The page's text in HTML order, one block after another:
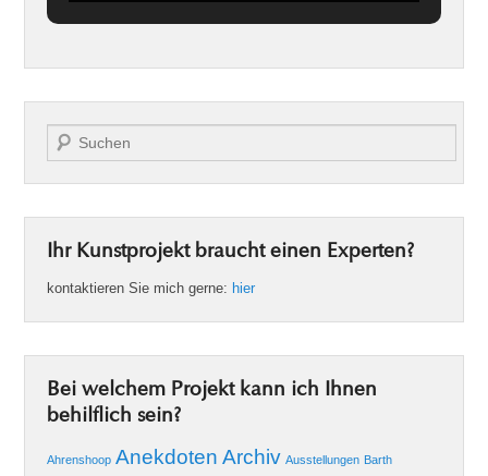
Suche
Ihr Kunstprojekt braucht einen Experten?
kontaktieren Sie mich gerne: hier
Bei welchem Projekt kann ich Ihnen
behilflich sein?
Ahrenshoop Anekdoten Archiv Ausstellungen Barth